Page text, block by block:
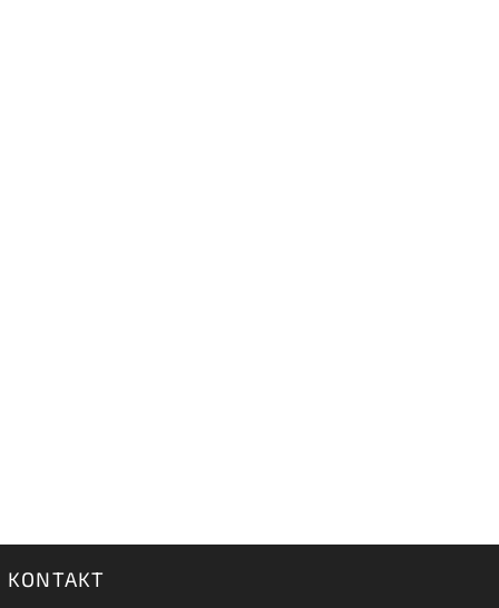
KONTAKT